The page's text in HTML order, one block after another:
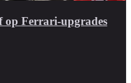
op Ferrari-upgrades